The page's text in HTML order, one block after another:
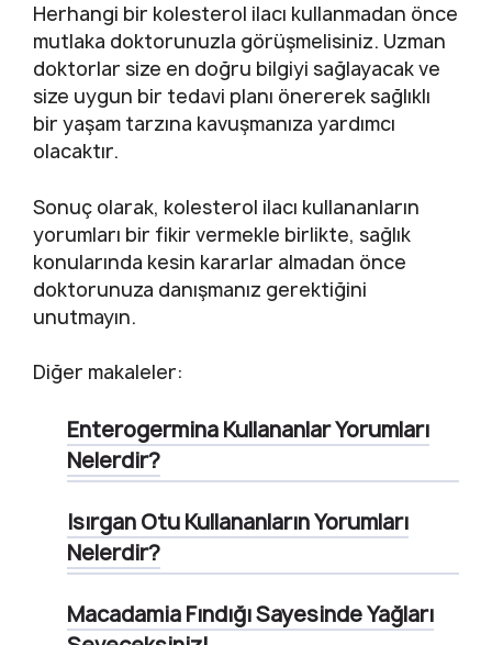
Herhangi bir kolesterol ilacı kullanmadan önce
mutlaka doktorunuzla görüşmelisiniz. Uzman
doktorlar size en doğru bilgiyi sağlayacak ve
size uygun bir tedavi planı önererek sağlıklı
bir yaşam tarzına kavuşmanıza yardımcı
olacaktır.
Sonuç olarak, kolesterol ilacı kullananların
yorumları bir fikir vermekle birlikte, sağlık
konularında kesin kararlar almadan önce
doktorunuza danışmanız gerektiğini
unutmayın.
Diğer makaleler:
Enterogermina Kullananlar Yorumları
Nelerdir?
Isırgan Otu Kullananların Yorumları
Nelerdir?
Macadamia Fındığı Sayesinde Yağları